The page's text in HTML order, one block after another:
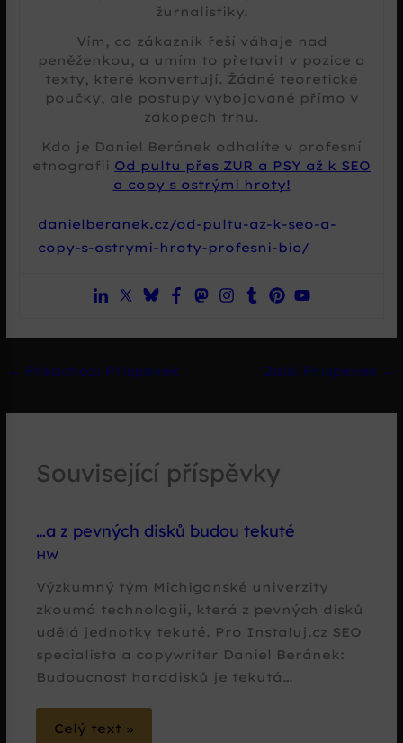
žurnalistiky.
Vím, co zákazník řeší váhaje nad
peněženkou, a umím to přetavit v pozice a
texty, které konvertují. Žádné teoretické
poučky, ale postupy vybojované přímo v
zákopech trhu.
Kdo je Daniel Beránek odhalíte v profesní
etnografii Od pultu přes ZUR a PSY až k SEO
a copy s ostrými hroty!
danielberanek.cz/od-pultu-az-k-seo-a-
copy-s-ostrymi-hroty-profesni-bio/
← Předchozí Příspěvek Další Příspěvek →
Související příspěvky
…a z pevných disků budou tekuté
HW
Výzkumný tým Michiganské univerzity
zkoumá technologii, která z pevných disků
udělá jednotky tekuté. Pro Instaluj.cz SEO
specialista a copywriter Daniel Beránek:
Budoucnost harddisků je tekutá…
Celý text »